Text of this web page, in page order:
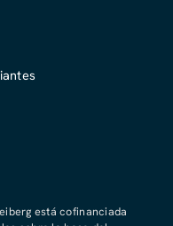
está cofinanciada